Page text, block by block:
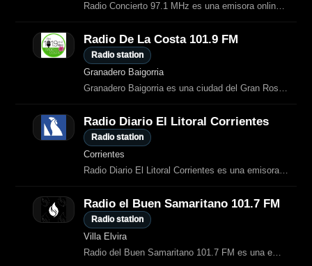
Radio Concierto 97.1 MHz es una emisora online orientada a la música para
Radio De La Costa 101.9 FM
Radio station
Granadero Baigorria
Granadero Baigorria es una ciudad del Gran Rosario, ubicada a orillas del río
Radio Diario El Litoral Corrientes
Radio station
Corrientes
Radio Diario El Litoral Corrientes es una emisora online dedicada al chamamé
Radio el Buen Samaritano 101.7 FM
Radio station
Villa Elvira
Radio del Buen Samaritano 101.7 FM es una emisora cristiana de Villa Elvira (La